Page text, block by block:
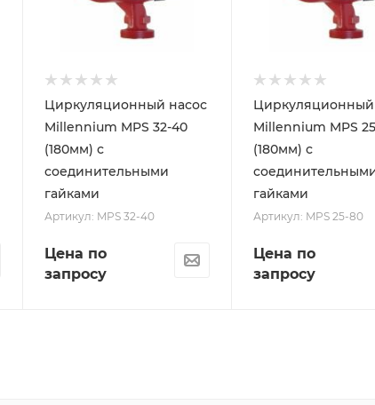
Циркуляционный насос
Millennium MPS 32-40
(180мм) с
соединительными
гайками
Артикул: MPS 32-40
Цена по
запросу
Циркуляционный
Millennium MPS
(180мм) с
гайками
Артикул: MPS 25-80
Цена по
запросу